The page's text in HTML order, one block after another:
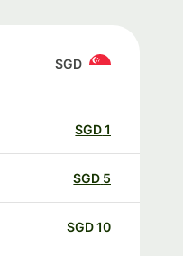
SGD
SGD
SGD
SGD